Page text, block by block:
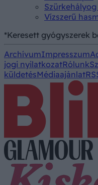
Vízszerű
*Keresett gyógyszerek
ArchívumImpresszum
jogi nyilatkozatRólunk
küldetésMédiaajánlat